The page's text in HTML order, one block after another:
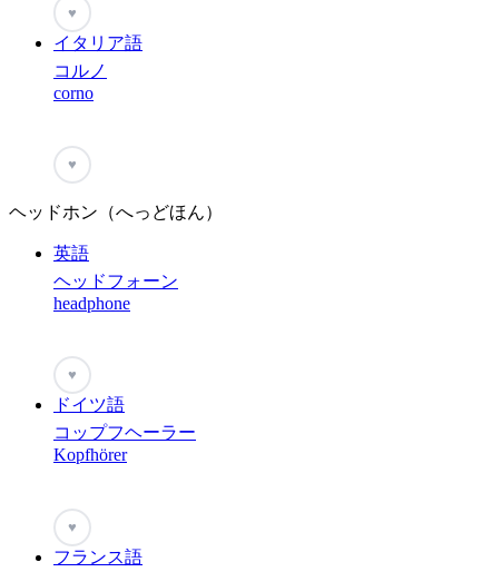
♥
イタリア語
コルノ
corno
♥
ヘッドホン（へっどほん）
英語
ヘッドフォーン
headphone
♥
ドイツ語
コップフヘーラー
Kopfhörer
♥
フランス語